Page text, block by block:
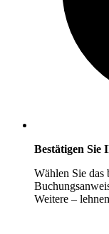
Bestätigen Sie
Wählen Sie das
Weitere –